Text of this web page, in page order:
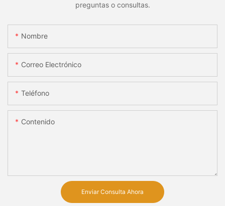
preguntas o consultas.
Nombre
Correo Electrónico
Teléfono
Contenido
Enviar Consulta Ahora